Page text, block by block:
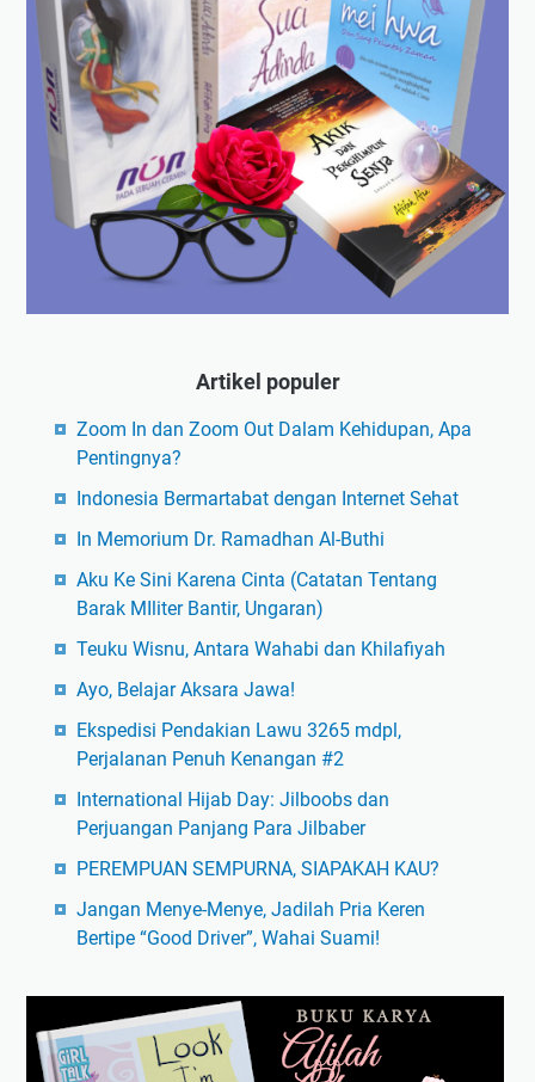
Artikel populer
Zoom In dan Zoom Out Dalam Kehidupan, Apa
Pentingnya?
Indonesia Bermartabat dengan Internet Sehat
In Memorium Dr. Ramadhan Al-Buthi
Aku Ke Sini Karena Cinta (Catatan Tentang
Barak MIliter Bantir, Ungaran)
Teuku Wisnu, Antara Wahabi dan Khilafiyah
Ayo, Belajar Aksara Jawa!
Ekspedisi Pendakian Lawu 3265 mdpl,
Perjalanan Penuh Kenangan #2
International Hijab Day: Jilboobs dan
Perjuangan Panjang Para Jilbaber
PEREMPUAN SEMPURNA, SIAPAKAH KAU?
Jangan Menye-Menye, Jadilah Pria Keren
Bertipe “Good Driver”, Wahai Suami!